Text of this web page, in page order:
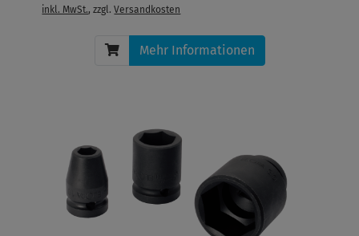
inkl. MwSt., zzgl.Versandkosten
Mehr Informationen